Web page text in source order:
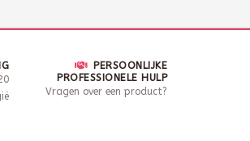
van 10 - 17u30
PERSOONLIJKE
PROFESSIONELE HULP
Vragen over een product?